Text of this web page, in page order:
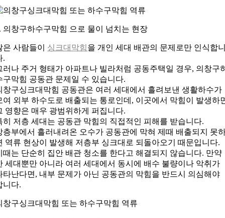
의창구하수구막힘 으로 물이 넘치는 현장
은 사람들이 싱크대막힘을 개인 세대 배관의 문제로만 인식합
.
러나 주거 형태가 아파트나 빌라처럼 공동주택일 경우, 의창구
구막힘 공동관 문제일 수 있습니다.
창구싱크대막힘 공동관은 여러 세대에서 흘려보낸 생활하수가
여 외부 하수도로 배출되는 통로인데, 이곳에서 막힘이 발생하
영향은 매우 광범위하게 퍼집니다.
히 저층 세대는 공동관 막힘의 직접적인 피해를 받습니다.
층부에서 흘러내려온 오수가 공동관에 막혀 제때 배출되지 못
역류 현상이 발생해 저층부 싱크대로 되돌아오기 때문입니다.
때는 단순히 집안 배관 청소를 한다고 해결되지 않습니다. 만약
세대뿐만 아니라 여러 세대에서 동시에 배수 불량이나 악취가
타난다면, 내부 문제가 아닌 공동관의 막힘을 반드시 의심해야
니다.
창구싱크대막힘 또는 하수구막힘 역류